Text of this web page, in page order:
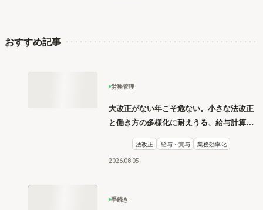
おすすめ記事
労務管理
大改正がない年こそ危ない。小さな法改正
と働き方の多様化に耐えうる、給与計算と
リスク管理
法改正 給与・賞与 業務効率化
2026.08 05
手続き